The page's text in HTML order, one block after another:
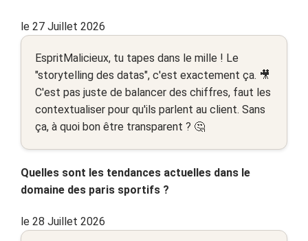
le 27 Juillet 2026
EspritMalicieux, tu tapes dans le mille ! Le
"storytelling des datas", c'est exactement ça. 🎥
C'est pas juste de balancer des chiffres, faut les
contextualiser pour qu'ils parlent au client. Sans
ça, à quoi bon être transparent ? 🤔
Quelles sont les tendances actuelles dans le
domaine des paris sportifs ?
le 28 Juillet 2026